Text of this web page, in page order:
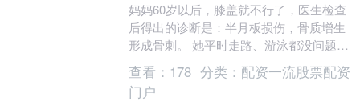
妈妈60岁以后，膝盖就不行了，医生检查
后得出的诊断是：半月板损伤，骨质增生
形成骨刺。 她平时走路、游泳都没问题，
一爬楼梯就会痛，只能扶着扶手很慢很慢
地抬腿、迈上....
查看： 178 分类： 配资一流股票配资
门户